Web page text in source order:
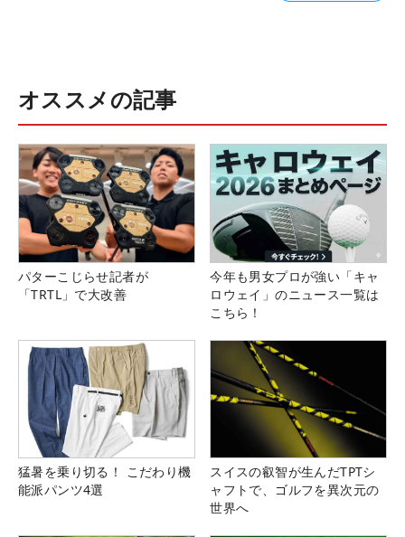
オススメの記事
パターこじらせ記者が
「TRTL」で大改善
今年も男女プロが強い「キャ
ロウェイ」のニュース一覧は
こちら！
猛暑を乗り切る！ こだわり機
能派パンツ4選
スイスの叡智が生んだTPTシ
ャフトで、ゴルフを異次元の
世界へ